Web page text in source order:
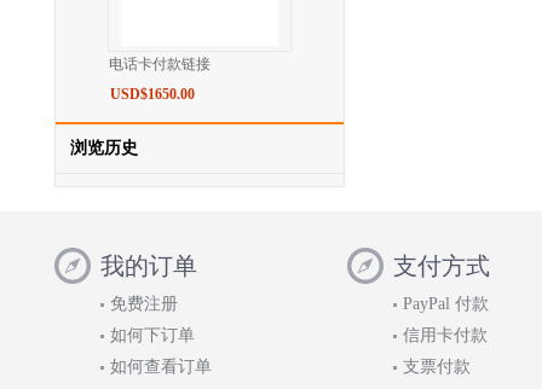
电话卡付款链接
USD$1650.00
浏览历史
我的订单
免费注册
如何下订单
如何查看订单
支付方式
PayPal 付款
信用卡付款
支票付款